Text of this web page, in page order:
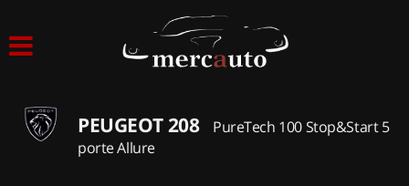
ACQUISTIAMO USATOPEUGEOT 208
PureTech 100 Stop&Start 5
porte Allure